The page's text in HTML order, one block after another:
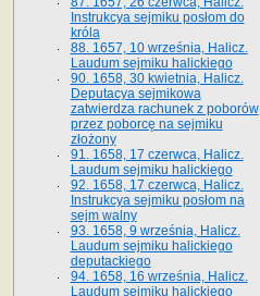
Instrukcya sejmiku posłom do
króla
88. 1657, 10 września, Halicz.
Laudum sejmiku halickiego
90. 1658, 30 kwietnia, Halicz.
Deputacya sejmikowa
zatwierdza rachunek z poborów
przez poborcę na sejmiku
złożony
91. 1658, 17 czerwca, Halicz.
Laudum sejmiku halickiego
92. 1658, 17 czerwca, Halicz.
Instrukcya sejmiku posłom na
sejm walny
93. 1658, 9 września, Halicz.
Laudum sejmiku halickiego
deputackiego
94. 1658, 16 września, Halicz.
Laudum sejmiku halickiego